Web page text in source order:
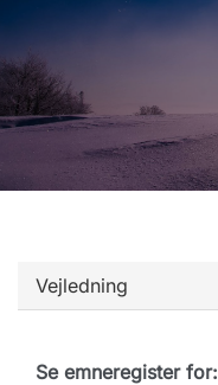
Vejledning
Se emneregister for: